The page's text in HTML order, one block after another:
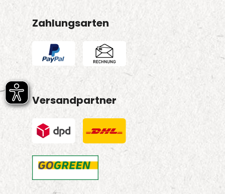
Zahlungsarten
Versandpartner